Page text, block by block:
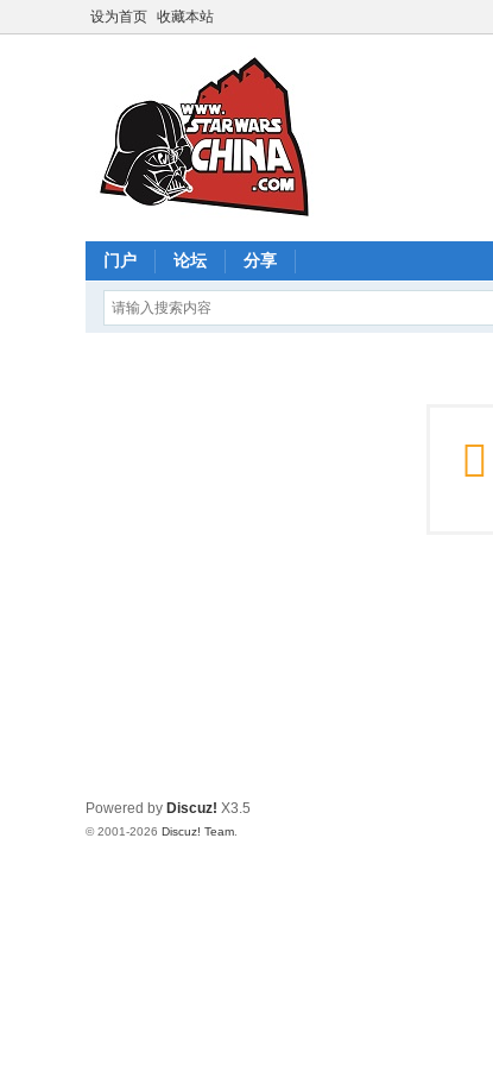
设为首页 收藏本站
门户 论坛 分享
Powered by Discuz! X3.5
© 2001-2026 Discuz! Team